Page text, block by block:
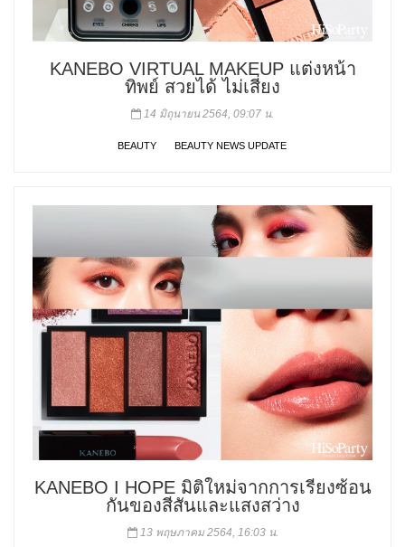
KANEBO VIRTUAL MAKEUP แต่งหน้า
ทิพย์ สวยได้ ไม่เสี่ยง
14 มิถุนายน 2564, 09:07 น.
BEAUTY BEAUTY NEWS UPDATE
KANEBO I HOPE มิติใหม่จากการเรียงซ้อน
กันของสีสันและแสงสว่าง
13 พฤษภาคม 2564, 16:03 น.